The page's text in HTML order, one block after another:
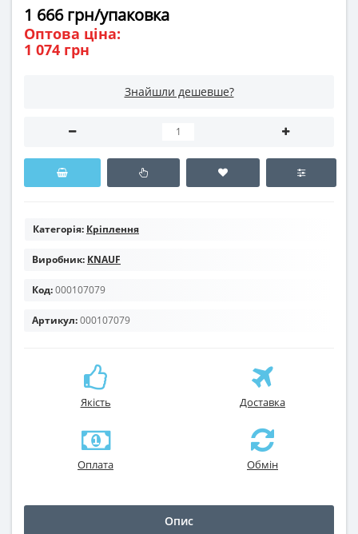
1 666 грн/упаковка
Оптова ціна:
1 074 грн
Знайшли дешевше?
Категорія: Кріплення
Виробник: KNAUF
Код:000107079
Артикул:000107079
Якість Доставка
Оплата Обмін
Опис